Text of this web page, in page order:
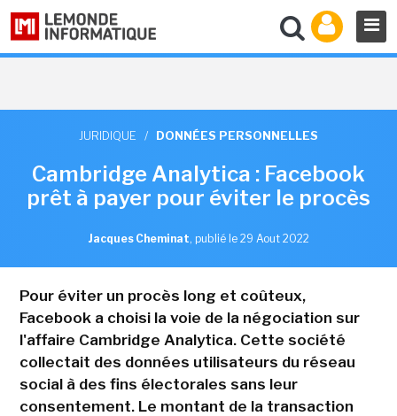
JURIDIQUE / DONNÉES PERSONNELLES
Cambridge Analytica : Facebook
prêt à payer pour éviter le procès
Jacques Cheminat, publié le 29 Aout 2022
Pour éviter un procès long et coûteux,
Facebook a choisi la voie de la négociation sur
l'affaire Cambridge Analytica. Cette société
collectait des données utilisateurs du réseau
social à des fins électorales sans leur
consentement. Le montant de la transaction